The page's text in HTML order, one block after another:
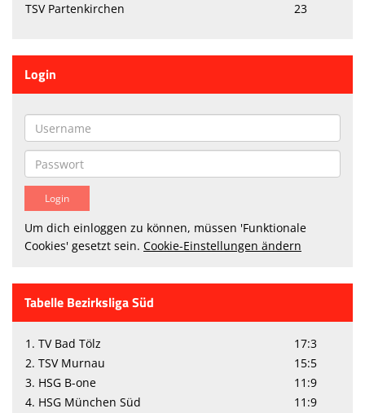
TSV Partenkirchen
23
Login
Um dich einloggen zu können, müssen 'Funktionale
Cookies' gesetzt sein. Cookie-Einstellungen ändern
Tabelle Bezirksliga Süd
1. TV Bad Tölz
17:3
2. TSV Murnau
15:5
3. HSG B-one
11:9
4. HSG München Süd
11:9